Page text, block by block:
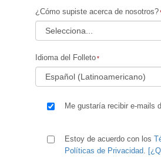
¿Cómo supiste acerca de nosotros?
Idioma del Folleto
Me gustaría recibir e-mails
Estoy de acuerdo con los
Políticas de Privacidad.